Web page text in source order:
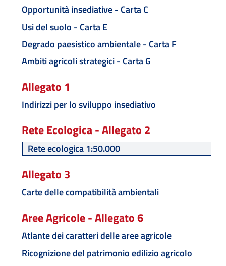
Opportunità insediative - Carta C
Usi del suolo - Carta E
Degrado paesistico ambientale - Carta F
Ambiti agricoli strategici - Carta G
Allegato 1
Indirizzi per lo sviluppo insediativo
Rete Ecologica - Allegato 2
Rete ecologica 1:50.000
Allegato 3
Carte delle compatibilità ambientali
Aree Agricole - Allegato 6
Atlante dei caratteri delle aree agricole
Ricognizione del patrimonio edilizio agricolo